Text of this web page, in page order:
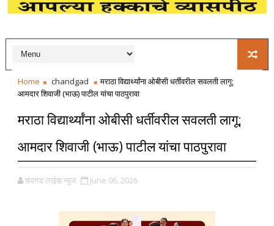
Home chandgad
मराठा विद्यार्थ्यांना ओबीसी धर्तीवरील सवलती लागू;
आमदार शिवाजी (भाऊ) पाटील यांचा पाठपुरावा
मराठा विद्यार्थ्यांना ओबीसी धर्तीवरील सवलती लागू;
आमदार शिवाजी (भाऊ) पाटील यांचा पाठपुरावा
चंदगड लाईव्ह न्युज June 06, 2026